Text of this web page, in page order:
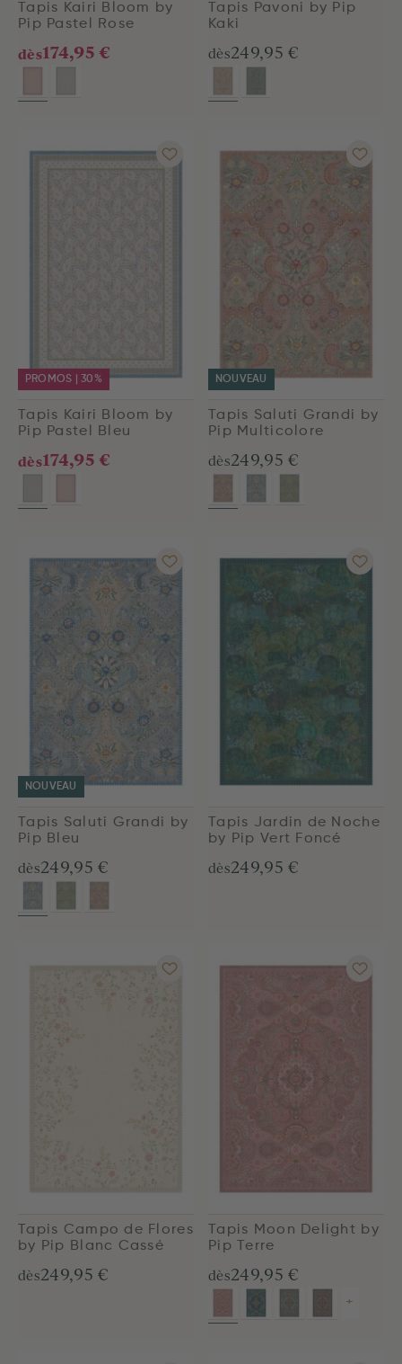
Tapis Kairi Bloom by
Pip Pastel Rose
dès174,95 €
Tapis Pavoni by Pip
Kaki
dès249,95 €
PROMOS | 30%
Tapis Kairi Bloom by
Pip Pastel Bleu
dès174,95 €
NOUVEAU
Tapis Saluti Grandi by
Pip Multicolore
dès249,95 €
NOUVEAU
Tapis Saluti Grandi by
Pip Bleu
dès249,95 €
Tapis Jardin de Noche
by Pip Vert Foncé
dès249,95 €
Tapis Campo de Flores
by Pip Blanc Cassé
dès249,95 €
Tapis Moon Delight by
Pip Terre
dès249,95 €
+